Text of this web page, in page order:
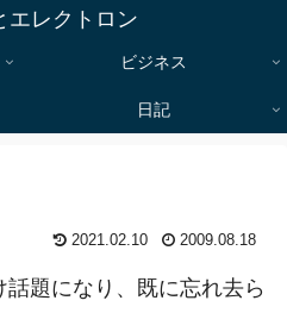
エレクトロン
ビジネス
日記
2021.02.10 2009.08.18
題になり、既に忘れ去ら